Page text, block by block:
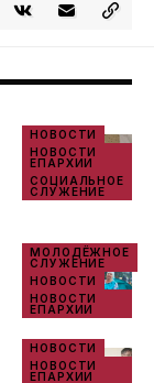
НОВОСТИ
НОВОСТИ
ЕПАРХИИ
СОЦИАЛЬНОЕ
СЛУЖЕНИЕ
МОЛОДЁЖНОЕ
СЛУЖЕНИЕ
НОВОСТИ
НОВОСТИ
ЕПАРХИИ
НОВОСТИ
НОВОСТИ
ЕПАРХИИ